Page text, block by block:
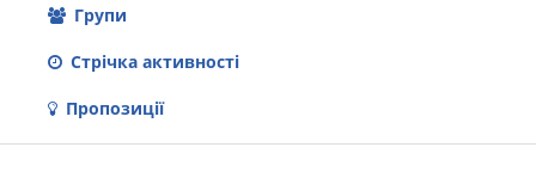
Групи
Стрічка активності
Пропозиції